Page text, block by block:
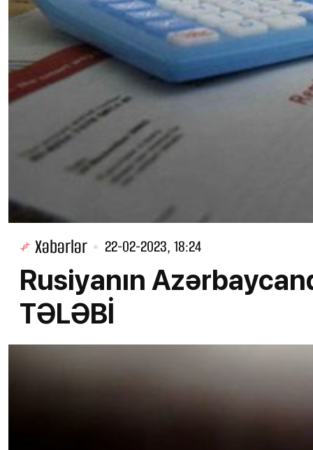
Xəbərlər 22-02-2023, 18:24
Rusiyanın
TƏLƏBİ